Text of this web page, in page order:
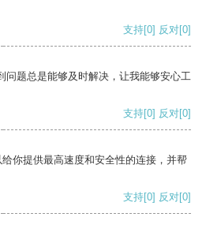
支持[0] 反对[0]
问题总是能够及时解决，让我能够安心工
支持[0] 反对[0]
你提供最高速度和安全性的连接，并帮
支持[0] 反对[0]